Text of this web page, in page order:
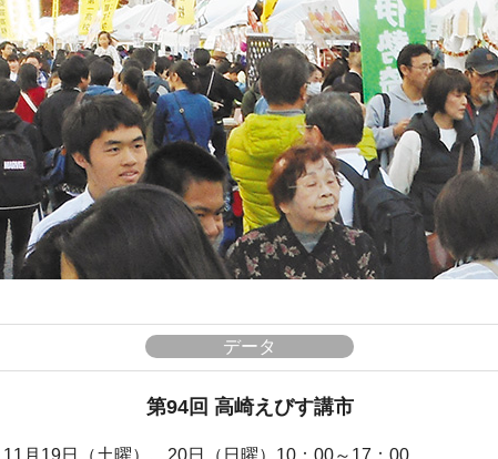
データ
第94回 高崎えびす講市
11月19日（土曜）、20日（日曜）10：00～17：00